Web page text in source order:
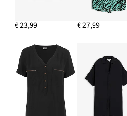
€ 23,99 € 27,99